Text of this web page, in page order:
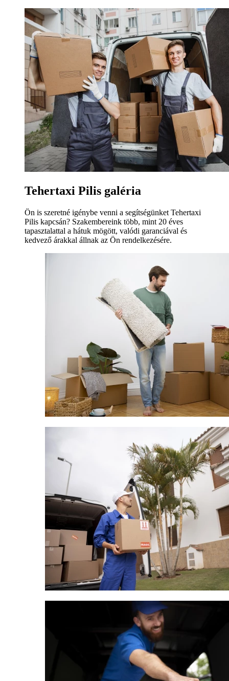
Tehertaxi Pilis galéria
Ön is szeretné igénybe venni a segítségünket Tehertaxi
Pilis kapcsán? Szakembereink több, mint 20 éves
tapasztalattal a hátuk mögött, valódi garanciával és
kedvező árakkal állnak az Ön rendelkezésére.